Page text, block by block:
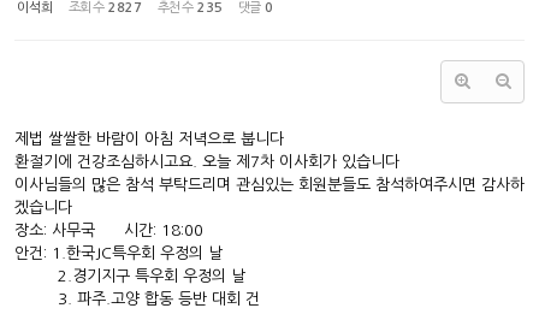
이석희 조회 수 2827 추천 수 235 댓글 0
제법 쌀쌀한 바람이 아침 저녁으로 붑니다
환절기에 건강조심하시고요. 오늘 제7차 이사회가 있습니다
이사님들의 많은 참석 부탁드리며 관심있는 회원분들도 참석하여주시면 감사하
겠습니다
장소: 사무국 시간: 18:00
안건: 1.한국JC특우회 우정의 날
2.경기지구 특우회 우정의 날
3. 파주.고양 합동 등반 대회 건